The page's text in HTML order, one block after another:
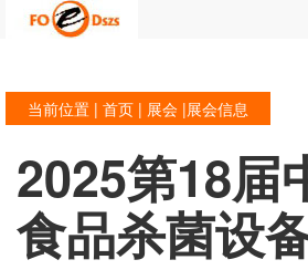
当前位置 | 首页 | 展会 |展会信息
2025第18届
食品杀菌设